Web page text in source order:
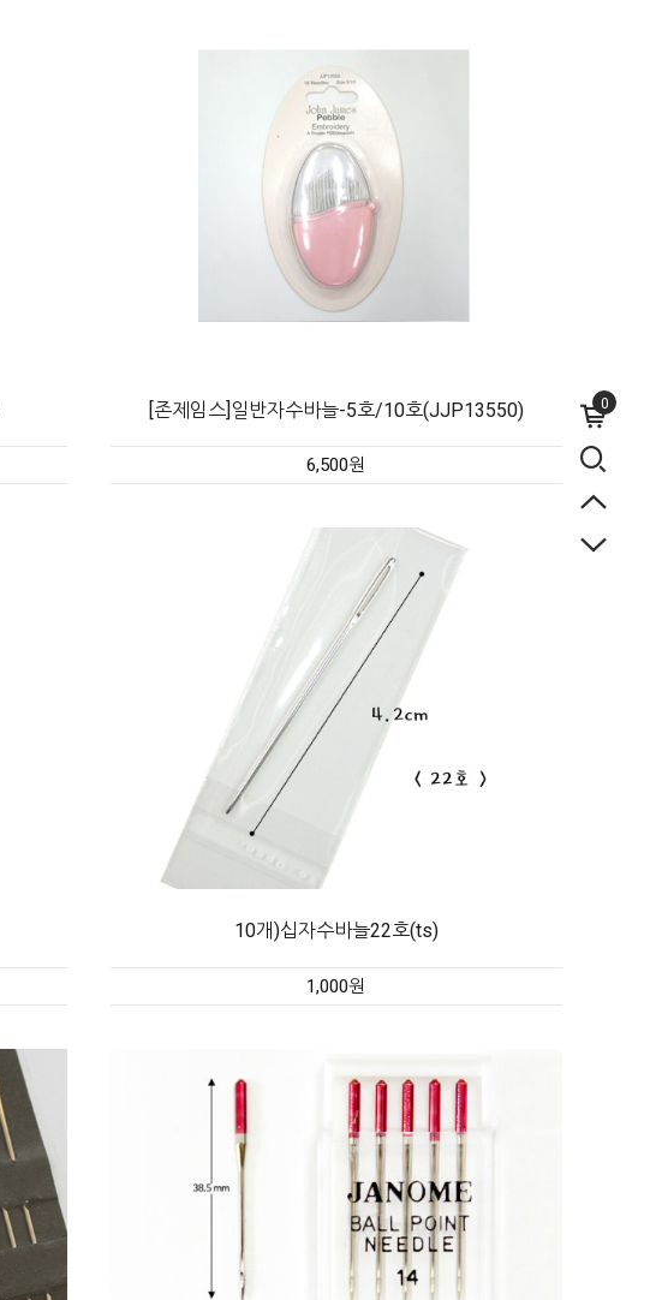
0
[존제임스]일반자수바늘-5호/10호(JJP13550)
6,500원
10개)십자수바늘22호(ts)
1,000원